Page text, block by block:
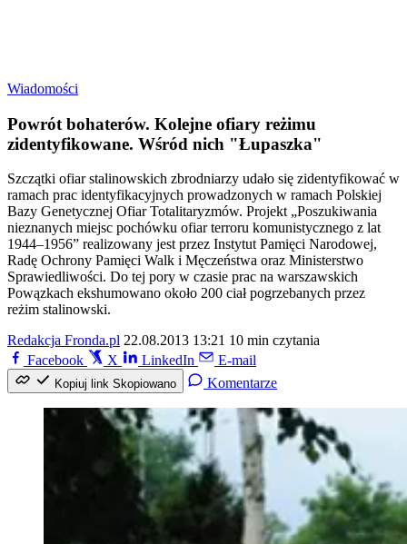
Wiadomości
Powrót bohaterów. Kolejne ofiary reżimu
zidentyfikowane. Wśród nich "Łupaszka"
Szczątki ofiar stalinowskich zbrodniarzy udało się zidentyfikować w
ramach prac identyfikacyjnych prowadzonych w ramach Polskiej
Bazy Genetycznej Ofiar Totalitaryzmów. Projekt „Poszukiwania
nieznanych miejsc pochówku ofiar terroru komunistycznego z lat
1944–1956” realizowany jest przez Instytut Pamięci Narodowej,
Radę Ochrony Pamięci Walk i Męczeństwa oraz Ministerstwo
Sprawiedliwości. Do tej pory w czasie prac na warszawskich
Powązkach ekshumowano około 200 ciał pogrzebanych przez
reżim stalinowski.
Redakcja Fronda.pl 22.08.2013 13:21 10 min czytania
Facebook
X LinkedIn E-mail
Kopiuj link Skopiowano Komentarze